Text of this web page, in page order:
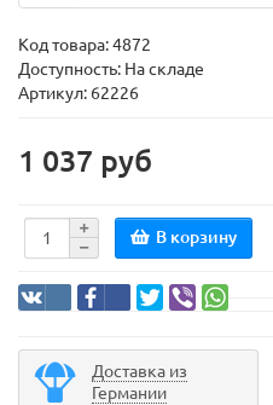
Код товара:4872
Доступность: На складе
Артикул: 62226
1 037 руб
В корзину
Доставка из
Германии